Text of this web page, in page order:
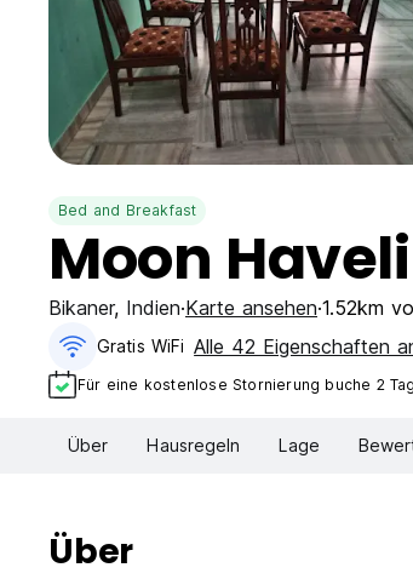
Bed and Breakfast
Moon Haveli
Bikaner, Indien Karte ansehen 1.52km
Gratis WiFi Alle 42 Eigenschaften
Für eine kostenlose Stornierung buche 2
Über Hausregeln Lage
Über